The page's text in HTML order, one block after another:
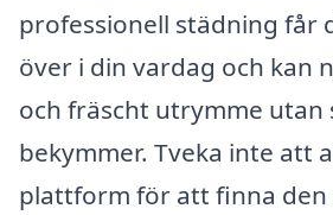
professionell städning får
över i din vardag och kan
och fräscht utrymme utan
bekymmer. Tveka inte att
plattform för att finna den